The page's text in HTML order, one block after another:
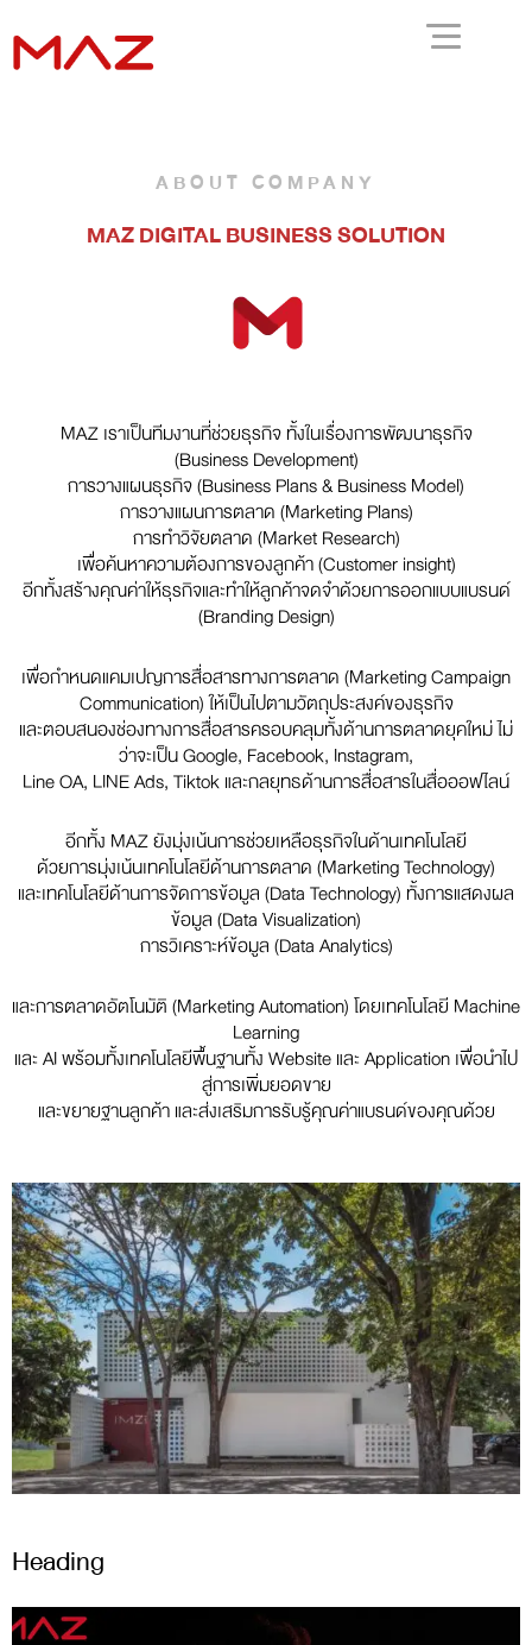
ABOUT COMPANY
MAZ DIGITAL BUSINESS SOLUTION
MAZ เราเป็นทีมงานที่ช่วยธุรกิจ ทั้งในเรื่องการพัฒนาธุรกิจ
(Business Development)
การวางแผนธุรกิจ (Business Plans & Business Model)
การวางแผนการตลาด (Marketing Plans)
การทำวิจัยตลาด (Market Research)
เพื่อค้นหาความต้องการของลูกค้า (Customer insight)
อีกทั้งสร้างคุณค่าให้ธุรกิจและทำให้ลูกค้าจดจำด้วยการออกแบบแบรนด์
(Branding Design)
เพื่อกำหนดแคมเปญการสื่อสารทางการตลาด (Marketing Campaign
Communication) ให้เป็นไปตามวัตถุประสงค์ของธุรกิจ
และตอบสนองช่องทางการสื่อสารครอบคลุมทั้งด้านการตลาดยุคใหม่ ไม่
ว่าจะเป็น Google, Facebook, Instagram,
Line OA, LINE Ads, Tiktok และกลยุทธด้านการสื่อสารในสื่อออฟไลน์
อีกทั้ง MAZ ยังมุ่งเน้นการช่วยเหลือธุรกิจในด้านเทคโนโลยี
ด้วยการมุ่งเน้นเทคโนโลยีด้านการตลาด (Marketing Technology)
และเทคโนโลยีด้านการจัดการข้อมูล (Data Technology) ทั้งการแสดงผล
ข้อมูล (Data Visualization)
การวิเคราะห์ข้อมูล (Data Analytics)
และการตลาดอัตโนมัติ (Marketing Automation) โดยเทคโนโลยี Machine
Learning
และ AI พร้อมทั้งเทคโนโลยีพื้นฐานทั้ง Website และ Application เพื่อนำไป
สู่การเพิ่มยอดขาย
และขยายฐานลูกค้า และส่งเสริมการรับรู้คุณค่าแบรนด์ของคุณด้วย
Heading